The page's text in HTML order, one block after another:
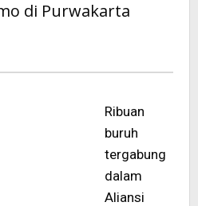
di Purwakarta
Ribuan
buruh
tergabung
dalam
Aliansi